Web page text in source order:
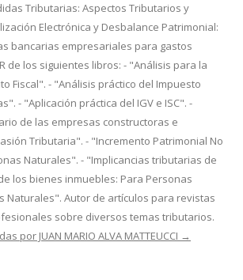
Tributarias: Aspectos Tributarios y
Electrónica y Desbalance Patrimonial:
bancarias empresariales para gastos
de los siguientes libros: - "Análisis para la
Fiscal". - "Análisis práctico del Impuesto
- "Aplicación práctica del IGV e ISC". -
de las empresas constructoras e
Tributaria". - "Incremento Patrimonial No
Naturales". - "Implicancias tributarias de
los bienes inmuebles: Para Personas
Naturales". Autor de artículos para revistas
sobre diversos temas tributarios.
por JUAN MARIO ALVA MATTEUCCI →